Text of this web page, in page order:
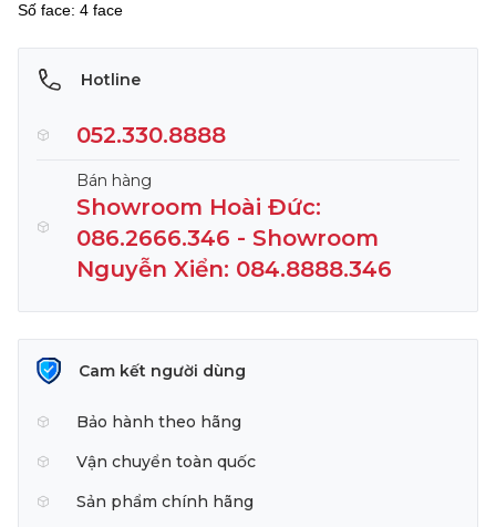
Số face: 4 face
Hotline
052.330.8888
Bán hàng
Showroom Hoài Đức:
086.2666.346 - Showroom
Nguyễn Xiển: 084.8888.346
Cam kết người dùng
Bảo hành theo hãng
Vận chuyển toàn quốc
Sản phẩm chính hãng